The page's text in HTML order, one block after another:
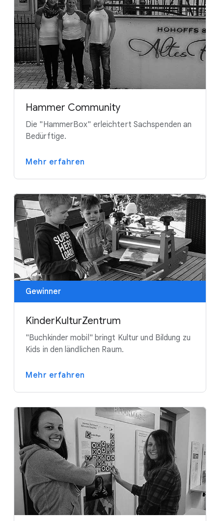
Hammer Community
Die "HammerBox" erleichtert Sachspenden an
Bedürftige.
Mehr erfahren
Gewinner
KinderKulturZentrum
"Buchkinder mobil" bringt Kultur und Bildung zu
Kids in den ländlichen Raum.
Mehr erfahren